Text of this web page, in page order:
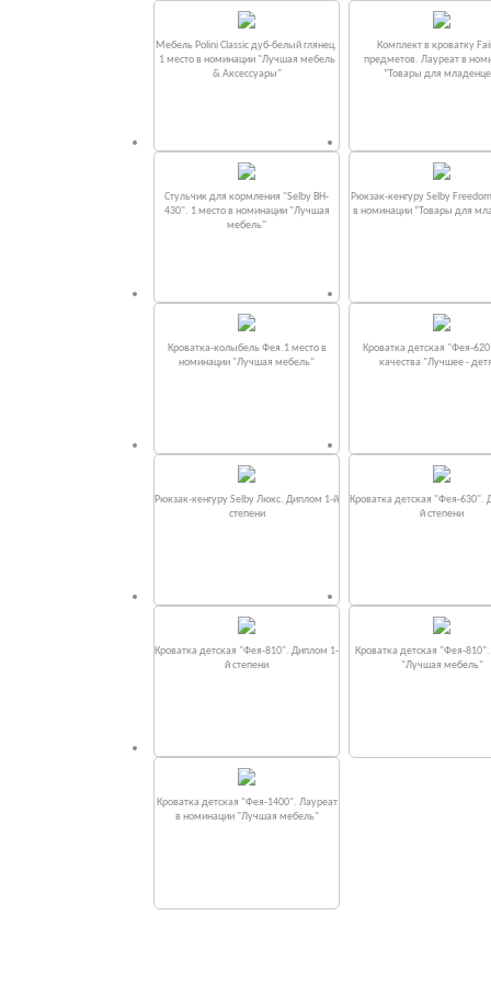
Мебель Polini Classic дуб-белый глянец.
1 место в номинации "Лучшая мебель
& Аксессуары"
Комплект в кроватку
предметов. Лауреат в
“Товары для
Стульчик для кормления "Selby BH-
430". 1 место в номинации "Лучшая
мебель"
Рюкзак-кенгуру Selby
в номинации “Товары для
Кроватка-колыбель Фея.1 место в
номинации "Лучшая мебель"
Кроватка детская "Фея-
качества "Лучшее -
Рюкзак-кенгуру Selby Люкс. Диплом 1-й
степени
Кроватка детская "Фея-630".
й степени
Кроватка детская "Фея-810". Диплом 1-
й степени
Кроватка детская "Фея-
"Лучшая мебель"
Кроватка детская "Фея-1400". Лауреат
в номинации "Лучшая мебель"